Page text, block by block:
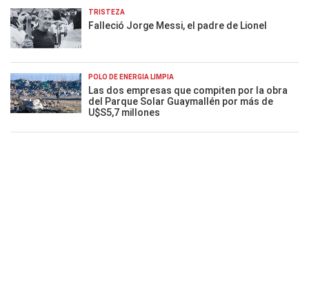
TRISTEZA
Falleció Jorge Messi, el padre de Lionel
POLO DE ENERGÍA LIMPIA
Las dos empresas que compiten por la obra
del Parque Solar Guaymallén por más de
U$S5,7 millones